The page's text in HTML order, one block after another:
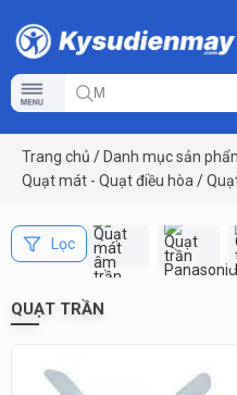
Trang chủ / Danh mục sản
Quạt mát - Quạt điều hòa/
Lọc
QUẠT TRẦN